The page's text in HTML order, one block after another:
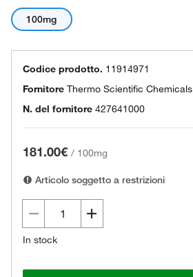
100mg
Codice prodotto. 11914971
Fornitore Thermo Scientific Chemicals
N. del fornitore 427641000
181.00€ / 100mg
Articolo soggetto a restrizioni
In stock